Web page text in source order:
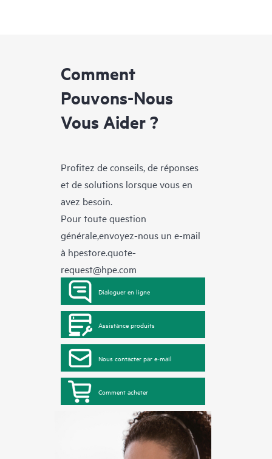
Comment
Pouvons-Nous
Vous Aider ?
Profitez de conseils, de réponses
et de solutions lorsque vous en
avez besoin.
Pour toute question
générale,envoyez-nous un e-mail
à hpestore.quote-
request@hpe.com
Dialoguer en ligne
Assistance produits
Nous contacter par e-mail
Comment acheter